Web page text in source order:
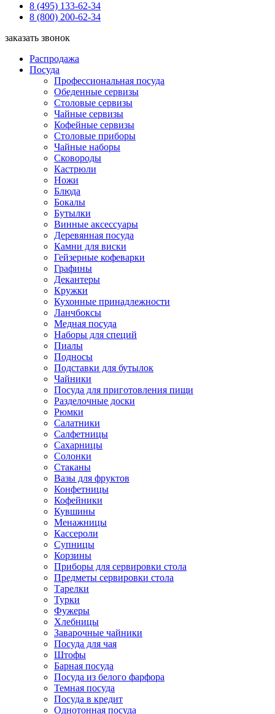
8 (495) 133-62-34
8 (800) 200-62-34
заказать звонок
Распродажа
Посуда
Профессиональная посуда
Обеденные сервизы
Столовые сервизы
Чайные сервизы
Кофейные сервизы
Столовые приборы
Чайные наборы
Сковороды
Кастрюли
Ножи
Блюда
Бокалы
Бутылки
Винные аксессуары
Деревянная посуда
Камни для виски
Гейзерные кофеварки
Графины
Декантеры
Кружки
Кухонные принадлежности
Ланчбоксы
Медная посуда
Наборы для специй
Пиалы
Подносы
Подставки для бутылок
Чайники
Посуда для приготовления пищи
Разделочные доски
Рюмки
Салатники
Салфетницы
Сахарницы
Солонки
Стаканы
Вазы для фруктов
Конфетницы
Кофейники
Кувшины
Менажницы
Кассероли
Супницы
Корзины
Приборы для сервировки стола
Предметы сервировки стола
Тарелки
Турки
Фужеры
Хлебницы
Заварочные чайники
Посуда для чая
Штофы
Барная посуда
Посуда из белого фарфора
Темная посуда
Посуда в кредит
Однотонная посуда